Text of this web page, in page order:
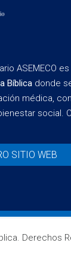
ASEMECO
Bíblica donde
médica,
social.
SITIO WEB
Derechos